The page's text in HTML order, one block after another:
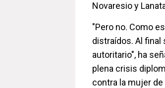
Novaresio y
"Pero no. Como
distraídos. Al
autoritario", ha
plena crisis
contra la mujer de